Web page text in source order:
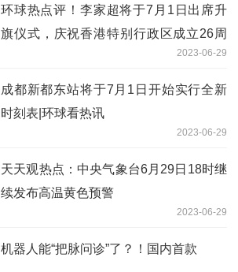
环球热点评！李家超将于7月1日出席升
旗仪式，庆祝香港特别行政区成立26周
2023-06-29
成都新都东站将于7月1日开始实行全新
时刻表|环球看热讯
2023-06-29
天天观热点：中央气象台6月29日18时继
续发布高温黄色预警
2023-06-29
机器人能“把脉问诊”了？！国内首款